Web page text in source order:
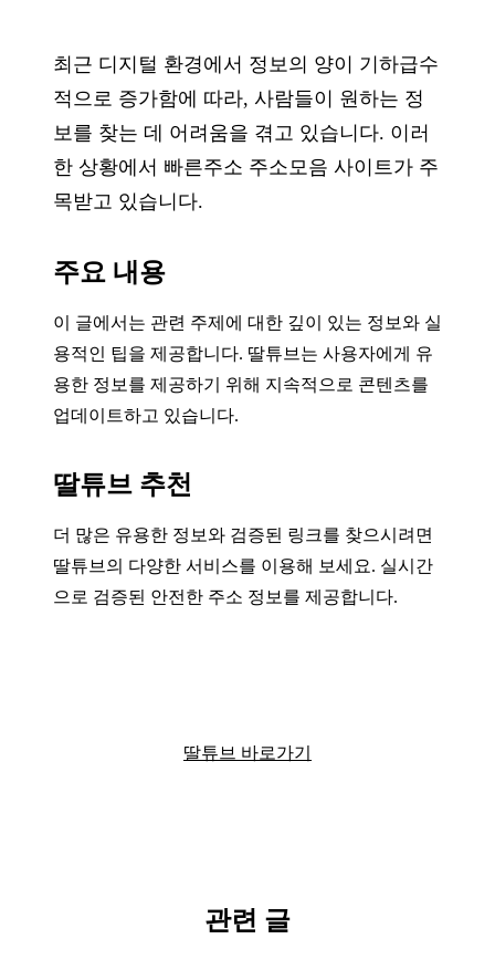
최근 디지털 환경에서 정보의 양이 기하급수
적으로 증가함에 따라, 사람들이 원하는 정
보를 찾는 데 어려움을 겪고 있습니다. 이러
한 상황에서 빠른주소 주소모음 사이트가 주
목받고 있습니다.
주요 내용
이 글에서는 관련 주제에 대한 깊이 있는 정보와 실
용적인 팁을 제공합니다. 딸튜브는 사용자에게 유
용한 정보를 제공하기 위해 지속적으로 콘텐츠를
업데이트하고 있습니다.
딸튜브 추천
더 많은 유용한 정보와 검증된 링크를 찾으시려면
딸튜브의 다양한 서비스를 이용해 보세요. 실시간
으로 검증된 안전한 주소 정보를 제공합니다.
딸튜브 바로가기
관련 글